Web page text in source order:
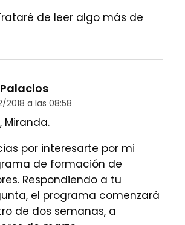
de leer algo más de
2018 a las 08:58
Miranda.
por interesarte por mi
de formación de
Respondiendo a tu
el programa comenzará
de dos semanas, a